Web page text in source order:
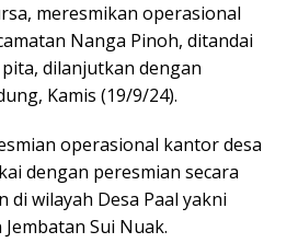
meresmikan operasional
Nanga Pinoh, ditandai
dilanjutkan dengan
Kamis (19/9/24).
operasional kantor desa
dengan peresmian secara
di wilayah Desa Paal yakni
Sui Nuak.